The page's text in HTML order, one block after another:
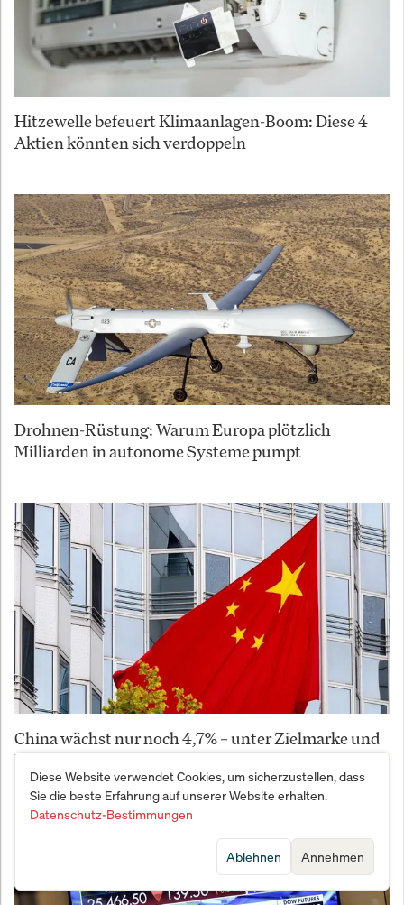
Hitzewelle befeuert Klimaanlagen-Boom: Diese 4
Aktien könnten sich verdoppeln
Drohnen-Rüstung: Warum Europa plötzlich
Milliarden in autonome Systeme pumpt
China wächst nur noch 4,7% – unter Zielmarke und
Erwartungen
Diese Website verwendet Cookies, um sicherzustellen, dass
Sie die beste Erfahrung auf unserer Website erhalten.
Datenschutz-Bestimmungen
Annehmen
Ablehnen